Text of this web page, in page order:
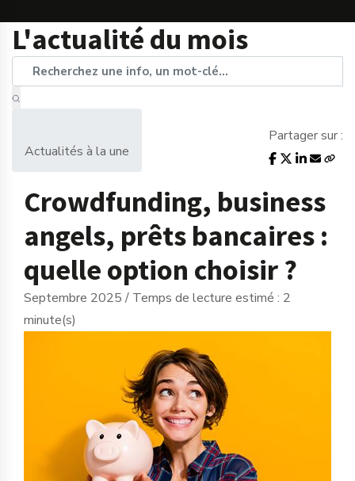
L'actualité du mois
Actualités à la une
Partager sur :
Crowdfunding, business
angels, prêts bancaires :
quelle option choisir ?
Septembre 2025 / Temps de lecture estimé : 2
minute(s)